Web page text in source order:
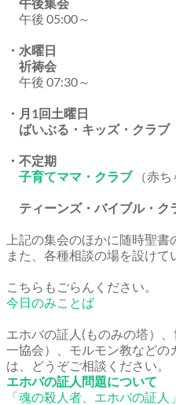
午後 05:00～
・水曜日
祈祷会
午後 07:30～
・月1回土曜日
ばいぶる・キッズ・クラブ
・不定期
子育てママ・クラブ（赤ち
ティーンズ・バイブル・ク
上記の集会のほかに随時聖書
また、各種相談の場を設けて
こちらもごらんください。
今日のみことば
エホバの証人(ものみの塔）
一協会）、モルモン教などの
は、どうぞご相談ください。
エホバの証人問題について
「魂の殺人者、エホバの証人」